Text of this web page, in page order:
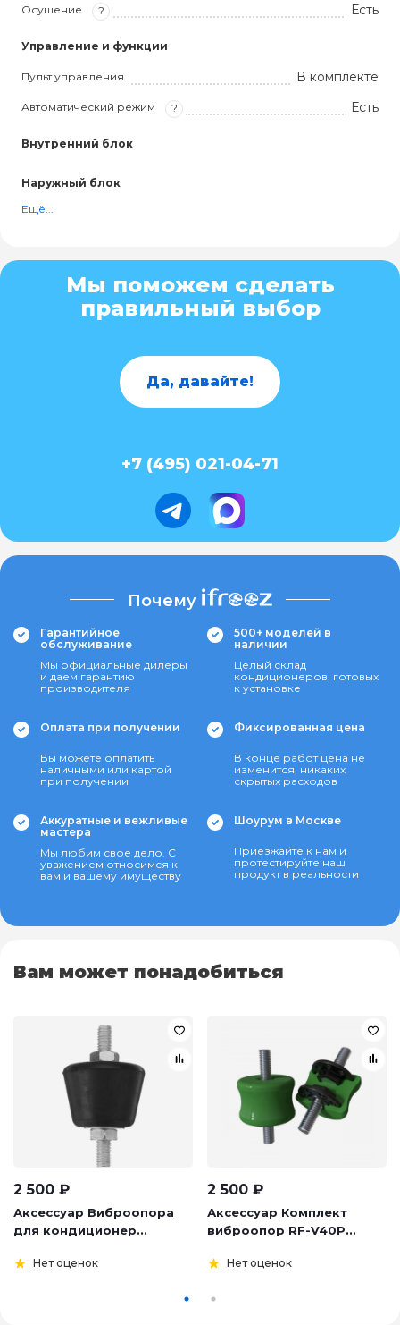
Осушение ? Есть
Управление и функции
Пульт управления В комплекте
Автоматический режим ? Есть
Внутренний блок
Наружный блок
Ещё...
Мы поможем сделать
правильный выбор
Да, давайте!
+7 (495) 021-04-71
Почему
Гарантийное
обслуживание
Мы официальные дилеры
и даем гарантию
производителя
500+ моделей в
наличии
Целый склад
кондиционеров, готовых
к установке
Оплата при получении
Вы можете оплатить
наличными или картой
при получении
Фиксированная цена
В конце работ цена не
изменится, никаких
скрытых расходов
Аккуратные и вежливые
мастера
Мы любим свое дело. С
уважением относимся к
вам и вашему имуществу
Шоурум в Москве
Приезжайте к нам и
протестируйте наш
продукт в реальности
Вам может понадобиться
2 500 ₽
Аксессуар Виброопора
для кондиционер...
Нет оценок
2 500 ₽
Аксессуар Комплект
виброопор RF-V40P...
Нет оценок